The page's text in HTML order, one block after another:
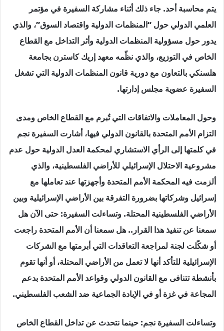
يتم محاسبة أحد. جاء ذلك أثناء مشاركة السفيرة في مؤتمر
العلمي الدولي حول “المنظمات الدولية واقتصاد السوق”، والذي
يدور حول مسؤولية المنظمات الدولية وأثر التداخل مع القطاع
الخاص في التوزيع، والذي نظّمه معهد إريك كاسترن بجامعة
هلسنكي بالتعاون مع دورية قانون المنظمات الدولية التي تشغل
السفيرة عضوية مجلس إدارتها.
وحول المعاملات والاتفاقات التي تُبرم مع القطاع الخاص ومدى
التزام الأمم المتحدة بالقانون الدولي فيها، أشارت السفيرة نجم
في كلمتها إلى الرأي الاستشاري لمحكمة العدل الدولية حول عدم
مشروعية الاحتلال الإسرائيلي للأراضي الفلسطينية، والذي
ألزمت فيه المحكمة الأمم المتحدة وأجهزتها عند تعاملها مع
إسرائيل وشركاتها بضرورة التفرقة بين الأراضي الإسرائيلية وبين
الأراضي الفلسطينية المحتلة. وتساءلت السفيرة: حتى الآن هل
سمعنا عن تنفيذ هذا القرار.. هل سمعنا أن الأمم المتحدة راجعت
أو شكّلت لجنة لمراجعة التعاقدات التي أبرمتها مع الشركات
الإسرائيلية للتأكد أنها لا تعمل من الأراضي المحتلة، أو أنها تقوم
بأنشطة تتنافى مع القانون الدولي وقواعد الأمم المتحدة بدعم
المجاعة في غزة أو في الإبادة الجماعية ضد الشعب الفلسطيني.
وتساءلت السفيرة نجم: حينما نتحدث عن تداخل القطاع الخاص